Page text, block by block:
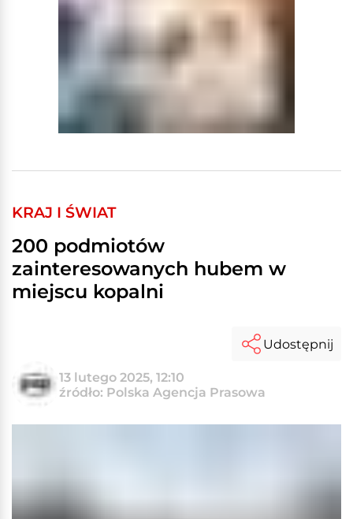
KRAJ I ŚWIAT
200 podmiotów
zainteresowanych hubem w
miejscu kopalni
13 lutego 2025, 12:10
źródło: Polska Agencja Prasowa
Udostępnij